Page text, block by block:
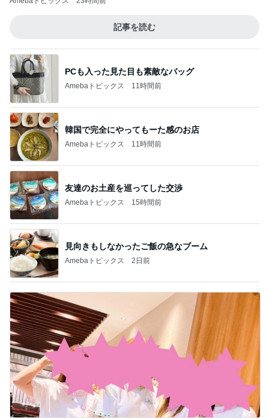
記事を読む
PCも入った見た目も素敵なバッグ
Amebaトピックス 11時間前
韓国で完全にやってもーた感のお店
Amebaトピックス 11時間前
友達のお土産を巡ってした交渉
Amebaトピックス 15時間前
見向きもしなかったご飯の急なブーム
Amebaトピックス 2日前